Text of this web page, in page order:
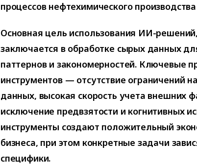
процессов нефтехимического
Основная цель использования ИИ-
заключается в обработке сырых данных
паттернов и закономерностей. Ключевые
инструментов — отсутствие ограничений
данных, высокая скорость учета внешних
исключение предвзятости и когнитивных
инструменты создают положительный
бизнеса, при этом конкретные задачи
специфики.